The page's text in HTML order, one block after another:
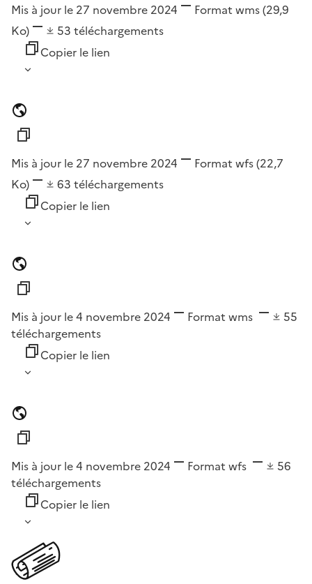
Mis à jour le 27 novembre 2024 Format wms(29,9
Ko)
53 téléchargements
Copier le lien
Mis à jour le 27 novembre 2024 Format wfs(22,7
Ko)
63 téléchargements
Copier le lien
Mis à jour le 4 novembre 2024 Format wms
55
téléchargements
Copier le lien
Mis à jour le 4 novembre 2024 Format wfs
56
téléchargements
Copier le lien